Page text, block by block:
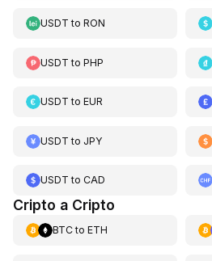
USDT to RON
USDT to PHP
USDT to EUR
USDT to JPY
USDT to CAD
Cripto a Cripto
BTCto ETH